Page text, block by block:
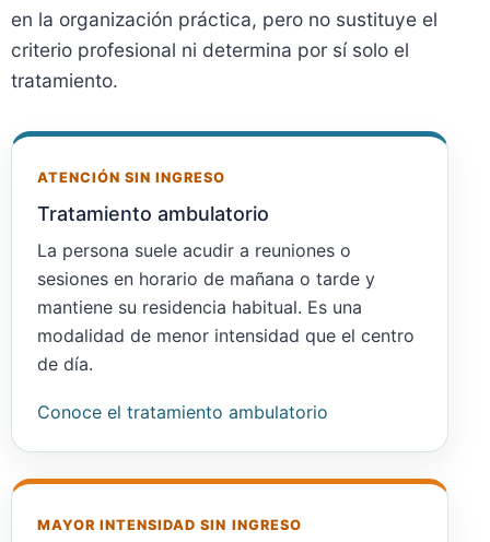
en la organización práctica, pero no sustituye el
criterio profesional ni determina por sí solo el
tratamiento.
ATENCIÓN SIN INGRESO
Tratamiento ambulatorio
La persona suele acudir a reuniones o
sesiones en horario de mañana o tarde y
mantiene su residencia habitual. Es una
modalidad de menor intensidad que el centro
de día.
Conoce el tratamiento ambulatorio
MAYOR INTENSIDAD SIN INGRESO